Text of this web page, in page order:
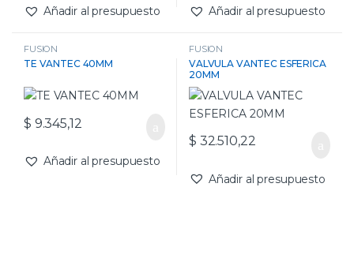
Añadir al presupuesto Añadir al presupuesto
FUSION
TE VANTEC 40MM
$ 9.345,12
Añadir al presupuesto
FUSION
VALVULA VANTEC ESFERICA
20MM
$ 32.510,22
Añadir al presupuesto